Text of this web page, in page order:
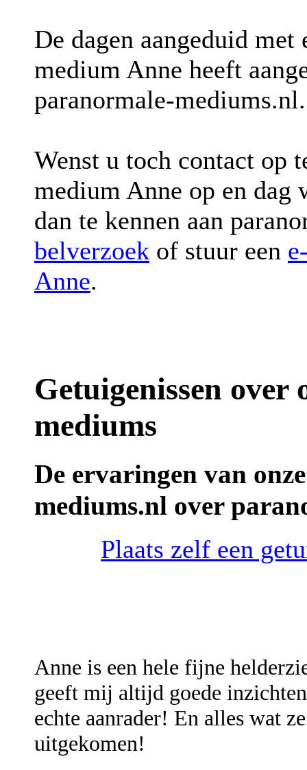
De dagen aangeduid met
medium Anne heeft
paranormale-mediums.nl.
Wenst u toch contact op
medium Anne op en dag
dan te kennen aan
belverzoek of stuur een
Anne.
Getuigenissen over
mediums
De ervaringen van
mediums.nl over
Plaats zelf een
Anne is een hele fijne
geeft mij altijd goede
echte aanrader! En alles wat
uitgekomen!